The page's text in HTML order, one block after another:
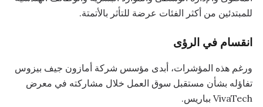
للمبتدئين من أكثر الفئات عرضة للتأثر بالأتمتة.
انقسام في الرؤى
ورغم هذه المؤشرات، أبدى مؤسس شركة أمازون جيف بيزوس
تفاؤله بشأن مستقبل سوق العمل خلال مشاركته في معرض
VivaTech بباريس.